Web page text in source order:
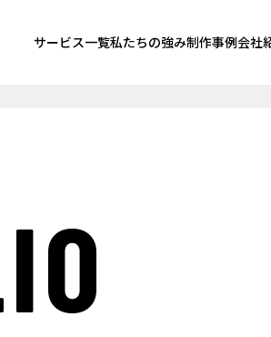
サービス一覧私たちの強み制作事例会社